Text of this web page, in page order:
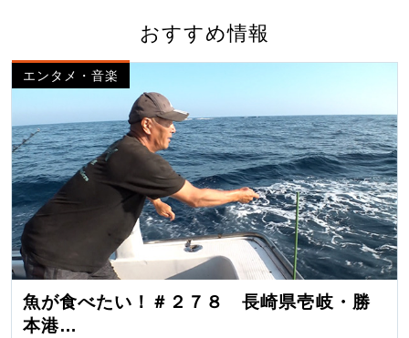
おすすめ情報
エンタメ・音楽
魚が食べたい！＃２７８ 長崎県壱岐・勝
本港